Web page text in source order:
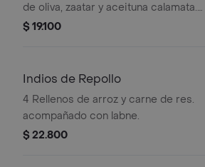
de oliva, zaatar y aceituna calamata.
Acompañado de tostones de pan pita
$ 19.100
Indios de Repollo
4 Rellenos de arroz y carne de res.
acompañado con labne.
$ 22.800